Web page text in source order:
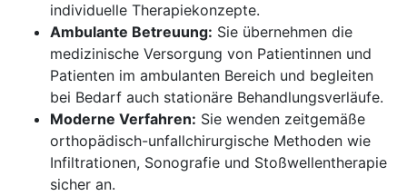
individuelle Therapiekonzepte.
Ambulante Betreuung: Sie übernehmen die
medizinische Versorgung von Patientinnen und
Patienten im ambulanten Bereich und begleiten
bei Bedarf auch stationäre Behandlungsverläufe.
Moderne Verfahren: Sie wenden zeitgemäße
orthopädisch-unfallchirurgische Methoden wie
Infiltrationen, Sonografie und Stoßwellentherapie
sicher an.